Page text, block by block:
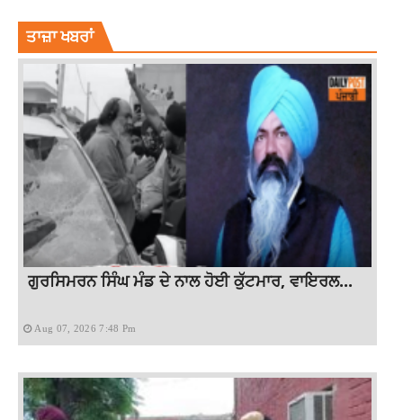
ਤਾਜ਼ਾ ਖਬਰਾਂ
ਗੁਰਸਿਮਰਨ ਸਿੰਘ ਮੰਡ ਦੇ ਨਾਲ ਹੋਈ ਕੁੱਟਮਾਰ, ਵਾਇਰਲ...
Aug 07, 2026 7:48 Pm